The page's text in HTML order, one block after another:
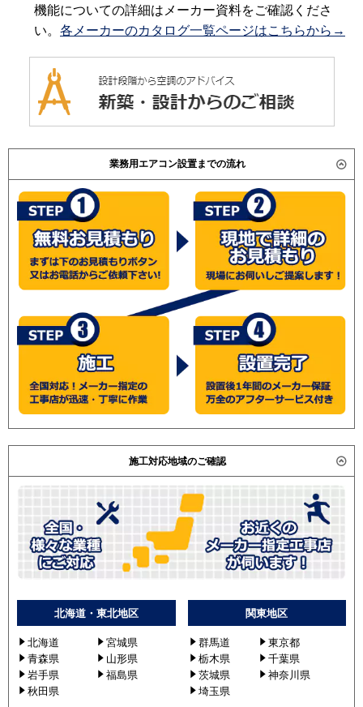
機能についての詳細はメーカー資料をご確認くださ
い。 各メーカーのカタログ一覧ページはこちらから→
業務用エアコン設置までの流れ
施工対応地域のご確認
北海道・東北地区
北海道
宮城県
青森県
山形県
岩手県
福島県
秋田県
関東地区
群馬道
東京都
栃木県
千葉県
茨城県
神奈川県
埼玉県